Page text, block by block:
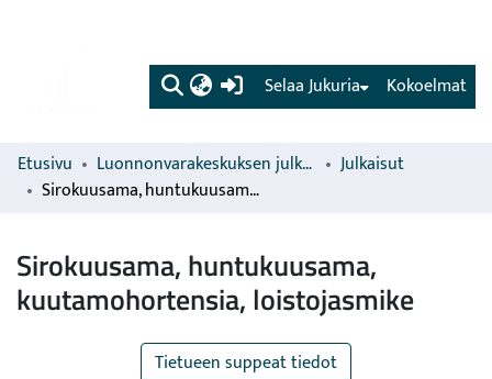
(current) Kokoelmat
Selaa Jukuria
Etusivu Luonnonvarakeskuksen julkaisut
Julkaisut
Sirokuusama, huntukuusama, kuutamohortensia, loistojasmike
Sirokuusama, huntukuusama,
kuutamohortensia, loistojasmike
Tietueen suppeat tiedot